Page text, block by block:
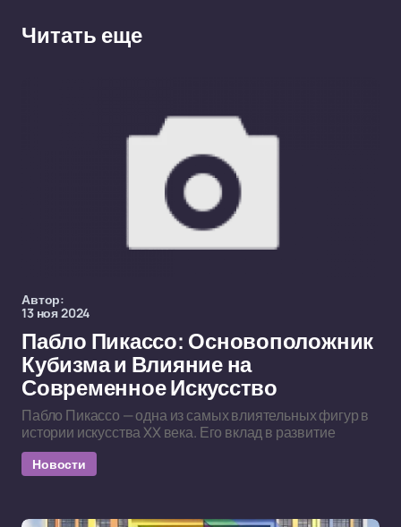
Читать еще
Автор:
13 ноя 2024
Пабло Пикассо: Основоположник
Кубизма и Влияние на
Современное Искусство
Пабло Пикассо — одна из самых влиятельных фигур в
истории искусства XX века. Его вклад в развитие
Новости